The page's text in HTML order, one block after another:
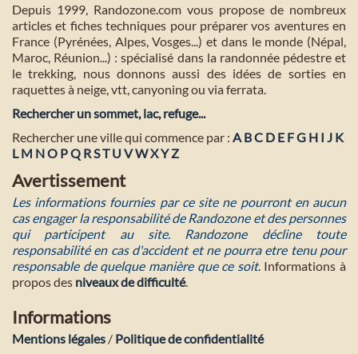
Depuis 1999, Randozone.com vous propose de nombreux
articles et fiches techniques pour préparer vos aventures en
France (Pyrénées, Alpes, Vosges...) et dans le monde (Népal,
Maroc, Réunion...) : spécialisé dans la randonnée pédestre et
le trekking, nous donnons aussi des idées de sorties en
raquettes à neige, vtt, canyoning ou via ferrata.
Rechercher un sommet, lac, refuge...
Rechercher une ville qui commence par : A BC D E FG H I J K
L M NO PQ RST U VWXYZ
Avertissement
Les informations fournies par ce site ne pourront en aucun
cas engager la responsabilité de Randozone et des personnes
qui participent au site. Randozone décline toute
responsabilité en cas d'accident et ne pourra etre tenu pour
responsable de quelque manière que ce soit. Informations à
propos des niveaux de difficulté.
Informations
Mentions légales / Politique de confidentialité